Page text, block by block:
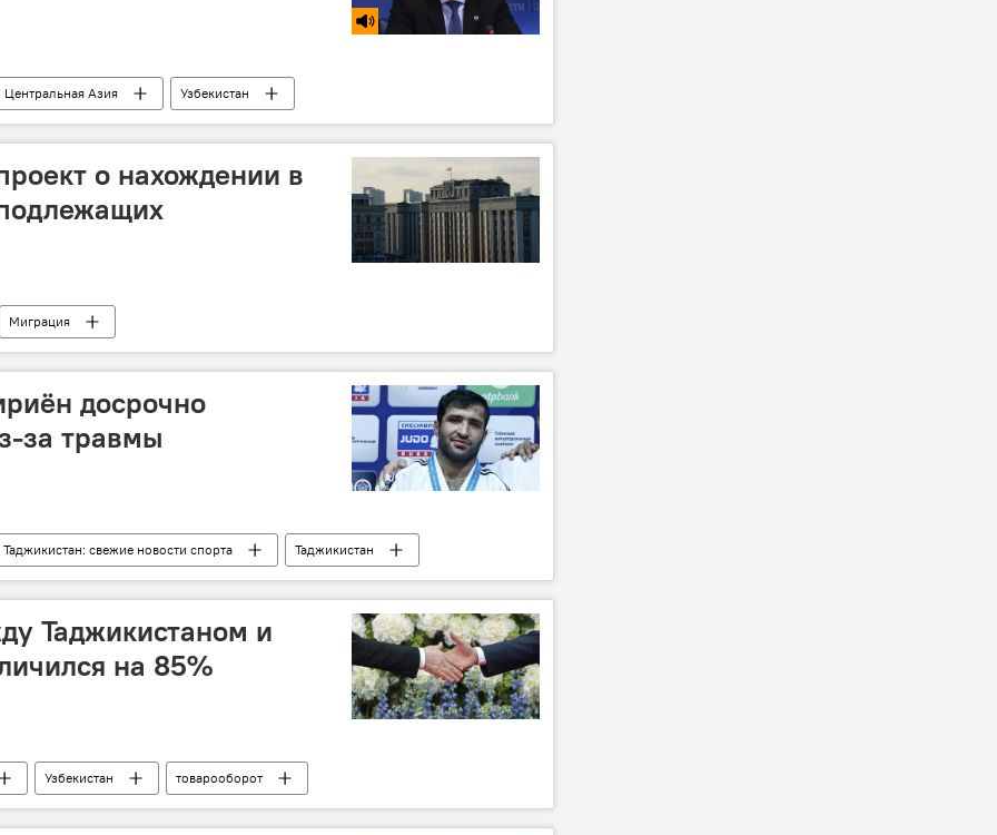
Центральная Азия
Узбекистан
в России
Узбекистан и Таджикистан: новости
о нахождении в
Миграция
в России
Госдума РФ закон
досрочно
за травмы
Таджикистан: свежие новости спорта Таджикистан
Таджикистаном и
на 85%
Узбекистан
товарооборот